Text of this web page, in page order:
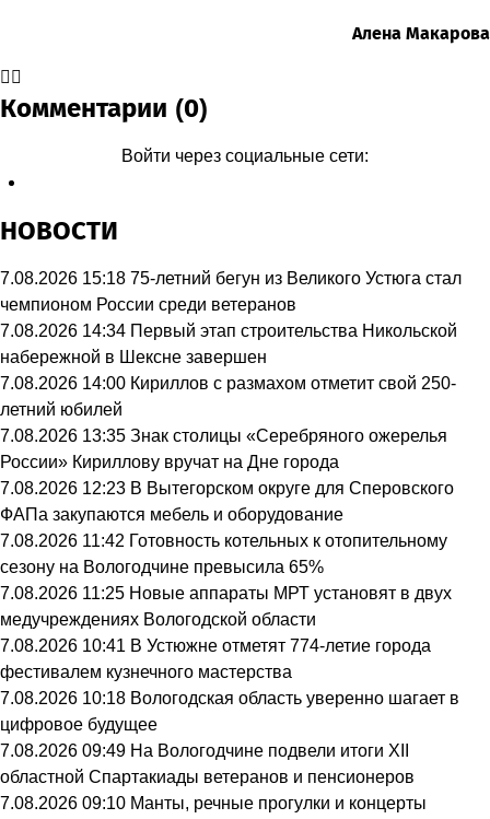
Алена Макарова
Комментарии (0)
Войти через социальные сети:
НОВОСТИ
7.08.2026 15:18 75-летний бегун из Великого Устюга стал
чемпионом России среди ветеранов
7.08.2026 14:34 Первый этап строительства Никольской
набережной в Шексне завершен
7.08.2026 14:00 Кириллов с размахом отметит свой 250-
летний юбилей
7.08.2026 13:35 Знак столицы «Серебряного ожерелья
России» Кириллову вручат на Дне города
7.08.2026 12:23 В Вытегорском округе для Сперовского
ФАПа закупаются мебель и оборудование
7.08.2026 11:42 Готовность котельных к отопительному
сезону на Вологодчине превысила 65%
7.08.2026 11:25 Новые аппараты МРТ установят в двух
медучреждениях Вологодской области
7.08.2026 10:41 В Устюжне отметят 774-летие города
фестивалем кузнечного мастерства
7.08.2026 10:18 Вологодская область уверенно шагает в
цифровое будущее
7.08.2026 09:49 На Вологодчине подвели итоги XII
областной Спартакиады ветеранов и пенсионеров
7.08.2026 09:10 Манты, речные прогулки и концерты